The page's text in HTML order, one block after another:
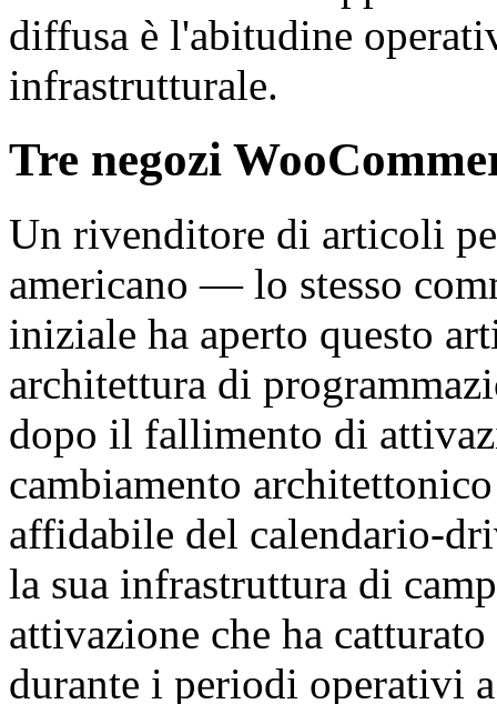
diffusa è l'abitudine
infrastrutturale.
Tre negozi
Un rivenditore di articoli
americano — lo stesso
iniziale ha aperto questo
architettura di
dopo il fallimento di
cambiamento
affidabile del calendario-
la sua infrastruttura di
attivazione che ha
durante i periodi operativi